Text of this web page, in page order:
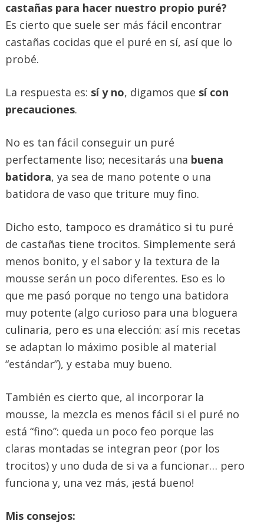
castañas para hacer nuestro propio puré?
Es cierto que suele ser más fácil encontrar
castañas cocidas que el puré en sí, así que lo
probé.
La respuesta es: sí y no, digamos que sí con
precauciones.
No es tan fácil conseguir un puré
perfectamente liso; necesitarás una buena
batidora, ya sea de mano potente o una
batidora de vaso que triture muy fino.
Dicho esto, tampoco es dramático si tu puré
de castañas tiene trocitos. Simplemente será
menos bonito, y el sabor y la textura de la
mousse serán un poco diferentes. Eso es lo
que me pasó porque no tengo una batidora
muy potente (algo curioso para una bloguera
culinaria, pero es una elección: así mis recetas
se adaptan lo máximo posible al material
“estándar”), y estaba muy bueno.
También es cierto que, al incorporar la
mousse, la mezcla es menos fácil si el puré no
está “fino”: queda un poco feo porque las
claras montadas se integran peor (por los
trocitos) y uno duda de si va a funcionar… pero
funciona y, una vez más, ¡está bueno!
Mis consejos: